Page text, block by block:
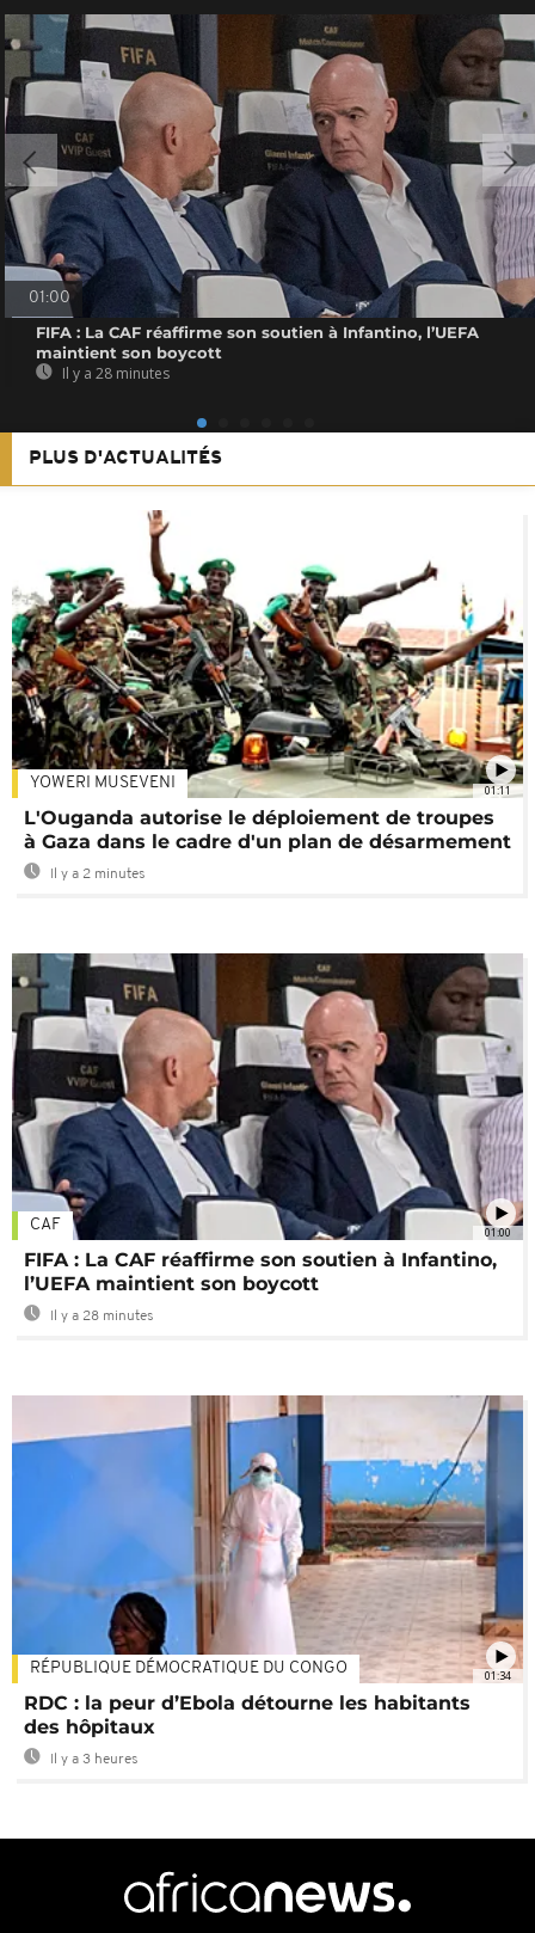
01:00
FIFA : La CAF réaffirme son soutien à Infantino, l’UEFA
maintient son boycott
Il y a 28 minutes
PLUS D'ACTUALITÉS
01:11
YOWERI MUSEVENI
L'Ouganda autorise le déploiement de troupes
à Gaza dans le cadre d'un plan de désarmement
Il y a 2 minutes
01:00
CAF
FIFA : La CAF réaffirme son soutien à Infantino,
l’UEFA maintient son boycott
Il y a 28 minutes
01:34
RÉPUBLIQUE DÉMOCRATIQUE DU CONGO
RDC : la peur d’Ebola détourne les habitants
des hôpitaux
Il y a 3 heures